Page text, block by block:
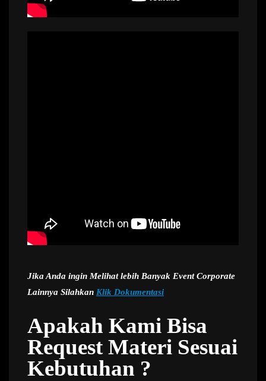
Jika Anda ingin Melihat lebih Banyak Event Corporate
Lainnya Silahkan Klik Dokumentasi
Apakah Kami Bisa
Request Materi Sesuai
Kebutuhan ?